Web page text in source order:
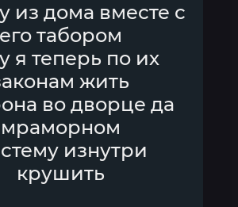
из дома вместе с
его табором
я теперь по их
жить
во дворце да
мраморном
изнутри
крушить